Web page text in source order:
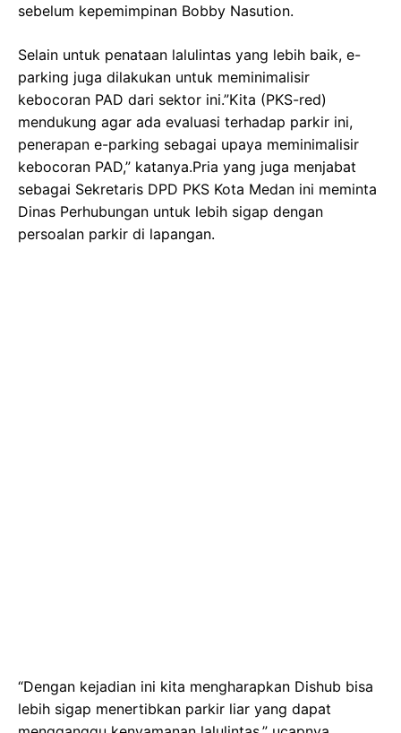
sebelum kepemimpinan Bobby Nasution.
Selain untuk penataan lalulintas yang lebih baik, e-
parking juga dilakukan untuk meminimalisir
kebocoran PAD dari sektor ini.”Kita (PKS-red)
mendukung agar ada evaluasi terhadap parkir ini,
penerapan e-parking sebagai upaya meminimalisir
kebocoran PAD,” katanya.Pria yang juga menjabat
sebagai Sekretaris DPD PKS Kota Medan ini meminta
Dinas Perhubungan untuk lebih sigap dengan
persoalan parkir di lapangan.
“Dengan kejadian ini kita mengharapkan Dishub bisa
lebih sigap menertibkan parkir liar yang dapat